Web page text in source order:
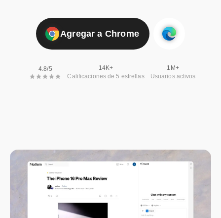
Agregar a Chrome
4.8/5
14K+
Calificaciones de 5 estrellas
1M+
Usuarios activos